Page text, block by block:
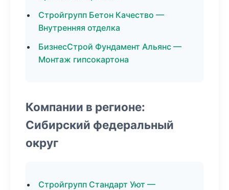
Стройгрупп Бетон Качество —
Внутренняя отделка
БизнесСтрой Фундамент Альянс —
Монтаж гипсокартона
Компании в регионе:
Сибирский федеральный
округ
Стройгрупп Стандарт Уют —